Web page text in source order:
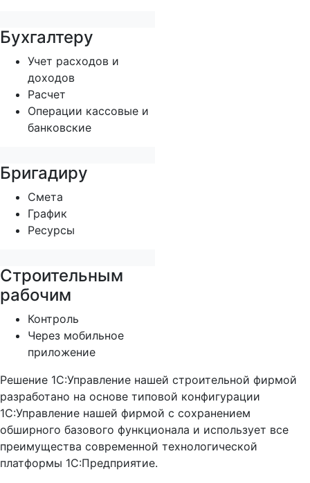
Бухгалтеру
Учет расходов и
доходов
Расчет
Операции кассовые и
банковские
Бригадиру
Смета
График
Ресурсы
Строительным
рабочим
Контроль
Через мобильное
приложение
Решение 1С:Управление нашей строительной фирмой
разработано на основе типовой конфигурации
1С:Управление нашей фирмой с сохранением
обширного базового функционала и использует все
преимущества современной технологической
платформы 1С:Предприятие.